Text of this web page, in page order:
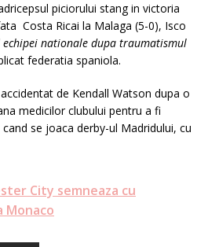
piciorului stang in victoria
Costa Ricai la Malaga (5-0), Isco
nationale dupa traumatismul
federatia spaniola.
de Kendall Watson dupa o
medicilor clubului pentru a fi
se joaca derby-ul Madridului, cu
City semneaza cu
Monaco